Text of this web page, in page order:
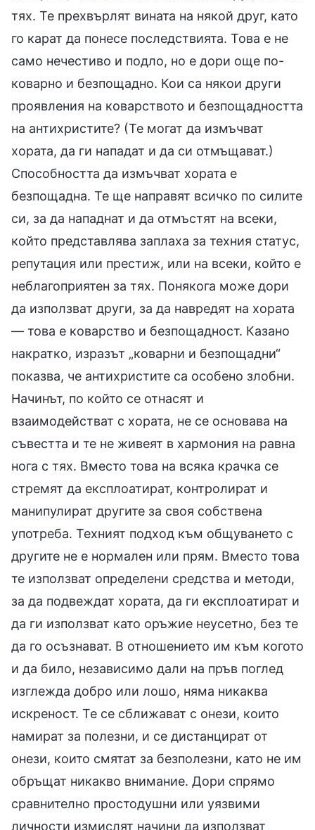
тях. Те прехвърлят вината на някой друг, като
го карат да понесе последствията. Това е не
само нечестиво и подло, но е дори още по-
коварно и безпощадно. Кои са някои други
проявления на коварството и безпощадността
на антихристите? (Те могат да измъчват
хората, да ги нападат и да си отмъщават.)
Способността да измъчват хората е
безпощадна. Те ще направят всичко по силите
си, за да нападнат и да отмъстят на всеки,
който представлява заплаха за техния статус,
репутация или престиж, или на всеки, който е
неблагоприятен за тях. Понякога може дори
да използват други, за да навредят на хората
— това е коварство и безпощадност. Казано
накратко, изразът „коварни и безпощадни“
показва, че антихристите са особено злобни.
Начинът, по който се отнасят и
взаимодействат с хората, не се основава на
съвестта и те не живеят в хармония на равна
нога с тях. Вместо това на всяка крачка се
стремят да експлоатират, контролират и
манипулират другите за своя собствена
употреба. Техният подход към общуването с
другите не е нормален или прям. Вместо това
те използват определени средства и методи,
за да подвеждат хората, да ги експлоатират и
да ги използват като оръжие неусетно, без те
да го осъзнават. В отношението им към когото
и да било, независимо дали на пръв поглед
изглежда добро или лошо, няма никаква
искреност. Те се сближават с онези, които
намират за полезни, и се дистанцират от
онези, които смятат за безполезни, като не им
обръщат никакво внимание. Дори спрямо
сравнително простодушни или уязвими
личности измислят начини да използват